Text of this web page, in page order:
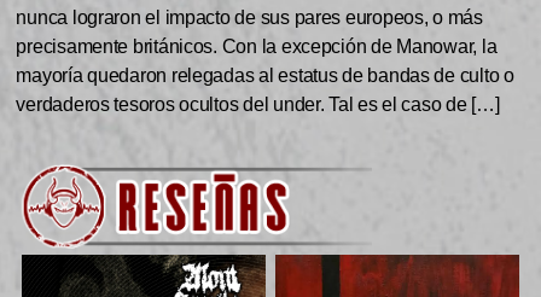
nunca lograron el impacto de sus pares europeos, o más
precisamente británicos. Con la excepción de Manowar, la
mayoría quedaron relegadas al estatus de bandas de culto o
verdaderos tesoros ocultos del under. Tal es el caso de […]